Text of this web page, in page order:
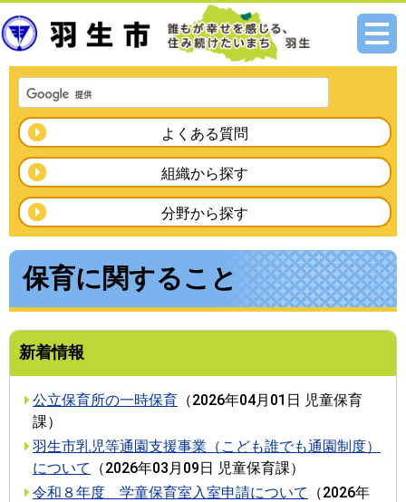
メニ
よくある質問
組織から探す
分野から探す
保育に関すること
新着情報
公立保育所の一時保育 （2026年04月01日 児童保育
課）
羽生市乳児等通園支援事業（こども誰でも通園制度）
について
（2026年03月09日 児童保育課）
令和８年度 学童保育室入室申請について
（2026年